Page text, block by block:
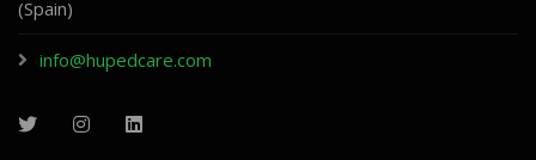
(Spain)
info@hupedcare.com